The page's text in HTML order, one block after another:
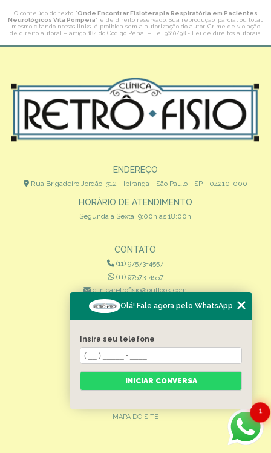
O conteúdo do texto "Onde Encontrar Fisioterapia Respiratória em Pacientes
Neurológicos Vila Pompeia" é de direito reservado. Sua reprodução, parcial ou total,
mesmo citando nossos links, é proibida sem a autorização do autor. Crime de violação
de direito autoral – artigo 184 do Código Penal – Lei 9610/98 - Lei de direitos autorais.
ENDEREÇO
Rua Brigadeiro Jordão, 312 - Ipiranga - São Paulo - SP - 04210-000
HORÁRIO DE ATENDIMENTO
Segunda à Sexta: 9:00h às 18:00h
CONTATO
(11) 97573-4557
(11) 97573-4557
clinicaretrofisio@outlook.com
MENU
HOME
QUEM SOMOS
ESPECIALIDADES
CONTATO
MAPA DO SITE
1
Olá! Fale agora pelo WhatsApp
Insira seu telefone
INICIAR CONVERSA